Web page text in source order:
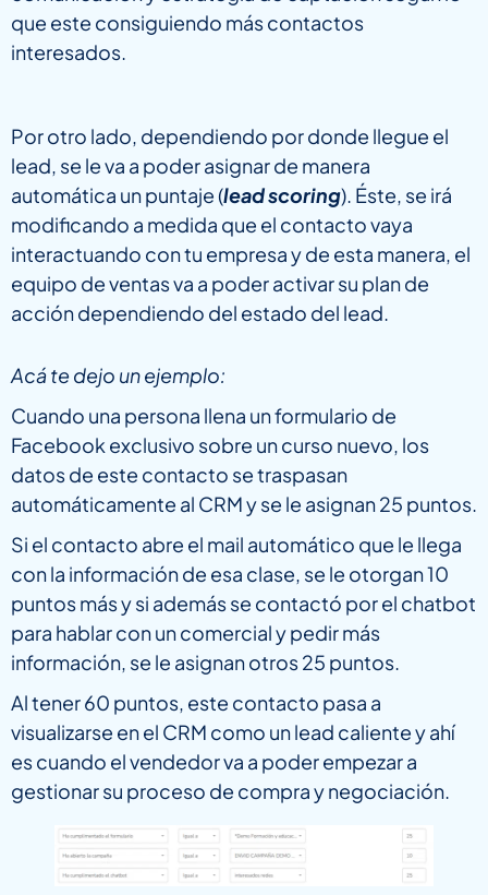
que este consiguiendo más contactos
interesados.
Por otro lado, dependiendo por donde llegue el
lead, se le va a poder asignar de manera
automática un puntaje (lead scoring). Éste, se irá
modificando a medida que el contacto vaya
interactuando con tu empresa y de esta manera, el
equipo de ventas va a poder activar su plan de
acción dependiendo del estado del lead.
Acá te dejo un ejemplo:
Cuando una persona llena un formulario de
Facebook exclusivo sobre un curso nuevo, los
datos de este contacto se traspasan
automáticamente al CRM y se le asignan 25 puntos.
Si el contacto abre el mail automático que le llega
con la información de esa clase, se le otorgan 10
puntos más y si además se contactó por el chatbot
para hablar con un comercial y pedir más
información, se le asignan otros 25 puntos.
Al tener 60 puntos, este contacto pasa a
visualizarse en el CRM como un lead caliente y ahí
es cuando el vendedor va a poder empezar a
gestionar su proceso de compra y negociación.